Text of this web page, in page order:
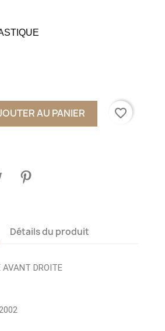
AU PANIER favorite_border
Détails du produit
AVANT DROITE